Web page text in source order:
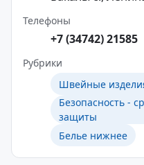
Телефоны
+7 (34742) 21585
Рубрики
Швейные
Безопасность -
защиты
Белье нижнее